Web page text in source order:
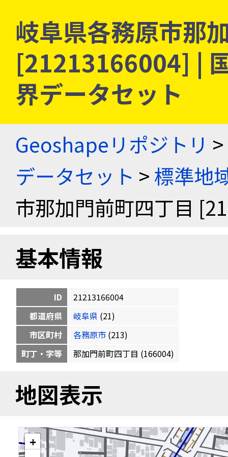
岐阜県各務原市那
[21213166004] |
界データセット
Geoshapeリポジトリ >
データセット >標準地
市那加門前町四丁目
基本情報
ID
21213166004
都道府県
岐阜県 (21)
市区町村
各務原市 (213)
町丁・字等
那加門前町四丁目 (166004)
地図表示
+